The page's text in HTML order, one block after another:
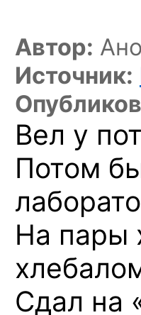
Автор:
Источник:
Вел у
Потом
На пары
Сдал на